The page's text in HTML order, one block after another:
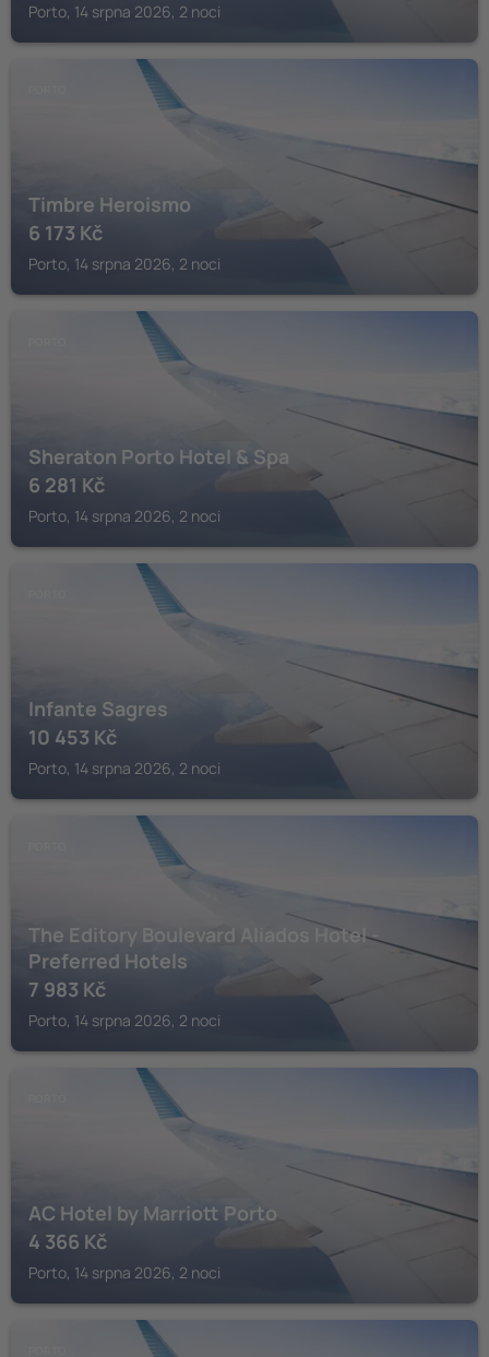
Porto, 14 srpna 2026, 2 noci
Timbre Heroismo
6 173 Kč
Porto, 14 srpna 2026, 2 noci
Sheraton Porto Hotel & Spa
6 281 Kč
Porto, 14 srpna 2026, 2 noci
Infante Sagres
10 453 Kč
Porto, 14 srpna 2026, 2 noci
The Editory Boulevard Aliados Hotel -
Preferred Hotels
7 983 Kč
Porto, 14 srpna 2026, 2 noci
AC Hotel by Marriott Porto
4 366 Kč
Porto, 14 srpna 2026, 2 noci